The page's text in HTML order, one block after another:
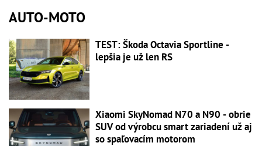
AUTO-MOTO
TEST: Škoda Octavia Sportline -
lepšia je už len RS
Xiaomi SkyNomad N70 a N90 - obrie
SUV od výrobcu smart zariadení už aj
so spaľovacím motorom